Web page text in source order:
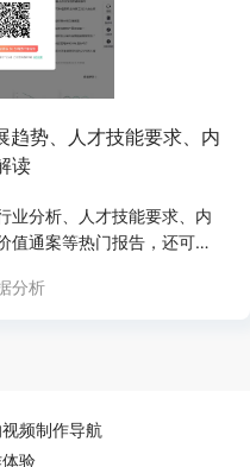
趋势、人才技能要求、内
读
业分析、人才技能要求、内
值通案等热门报告，还可以
分析
频制作导航
验